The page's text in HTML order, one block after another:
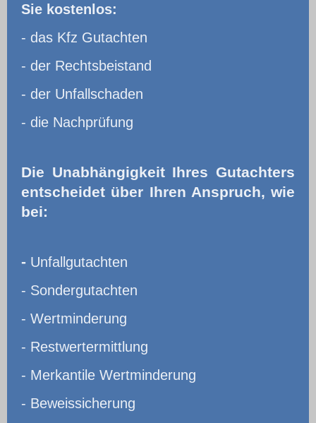
Sie kostenlos:
- das Kfz Gutachten
- der Rechtsbeistand
- der Unfallschaden
- die Nachprüfung
Die Unabhängigkeit Ihres Gutachters
entscheidet über Ihren Anspruch, wie
bei:
- Unfallgutachten
- Sondergutachten
- Wertminderung
- Restwertermittlung
- Merkantile Wertminderung
- Beweissicherung